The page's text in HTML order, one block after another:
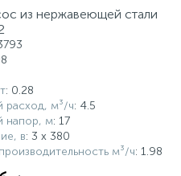
из нержавеющей стали
: 0.28
расход, м³/ч: 4.5
напор, м: 17
в: 3 х 380
м³/ч: 1.98